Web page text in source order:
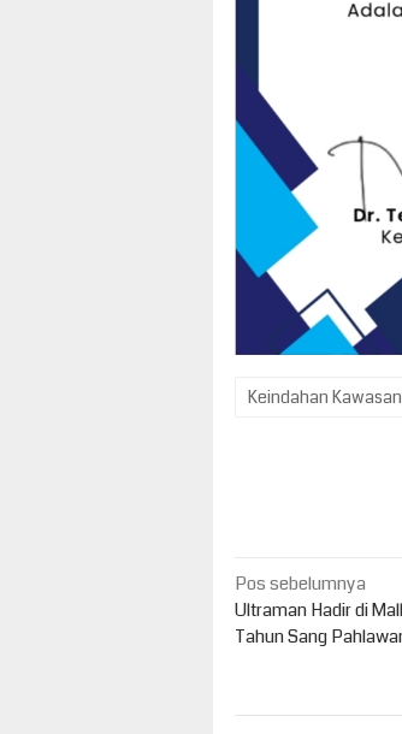
Keindahan
Navigasi
pos
Pos sebelumnya
Ultraman Hadir di
Tahun Sang